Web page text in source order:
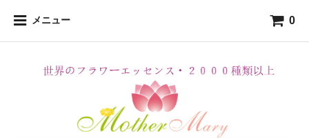
メニュー 0